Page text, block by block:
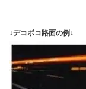
↓デコボコ路面の例↓